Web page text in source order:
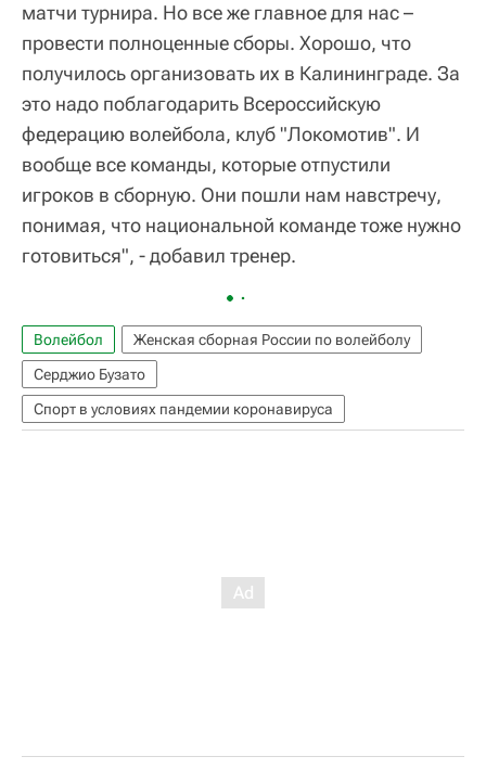
матчи турнира. Но все же главное для нас –
провести полноценные сборы. Хорошо, что
получилось организовать их в Калининграде. За
это надо поблагодарить Всероссийскую
федерацию волейбола, клуб "Локомотив". И
вообще все команды, которые отпустили
игроков в сборную. Они пошли нам навстречу,
понимая, что национальной команде тоже нужно
готовиться", - добавил тренер.
Волейбол
Женская сборная России по волейболу
Серджио Бузато
Спорт в условиях пандемии коронавируса